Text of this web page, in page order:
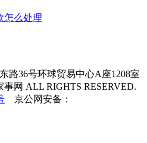
怎么处理
路36号环球贸易中心A座1208室
事网 ALL RIGHTS RESERVED.
京公网安备：